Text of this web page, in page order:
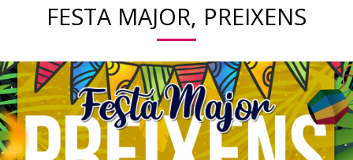
FESTA MAJOR, PREIXENS